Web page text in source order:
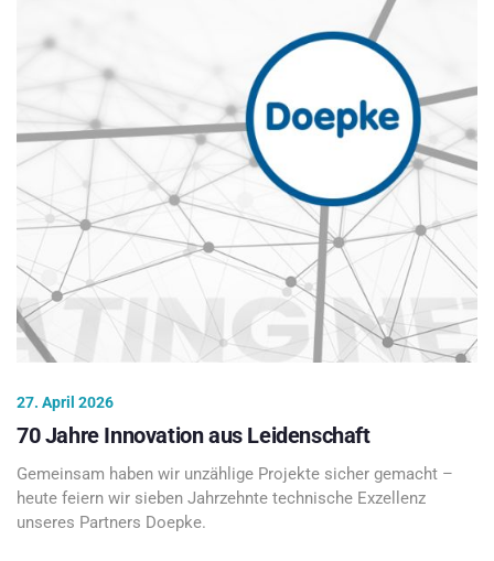
27. April 2026
70 Jahre Innovation aus Leidenschaft
Gemeinsam haben wir unzählige Projekte sicher gemacht –
heute feiern wir sieben Jahrzehnte technische Exzellenz
unseres Partners Doepke.